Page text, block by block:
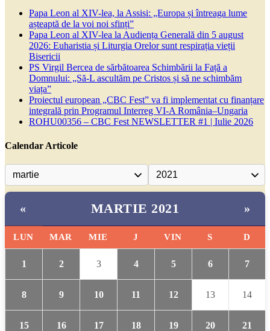
Papa Leon al XIV-lea, la Assisi: „Europa și întreaga lume
așteaptă de la voi noi sfinți”
Papa Leon al XIV-lea la Audiența Generală din 5 august
2026: Euharistia și Liturgia Orelor sunt respirația vieții
Bisericii
PS Virgil Bercea de sărbătoarea Schimbării la Față a
Domnului: „Să-L ascultăm pe Cristos și să ne schimbăm
viața”
Proiectul european „CBC Fest” va fi implementat cu finanțare
integrală prin Programul Interreg VI-A România–Ungaria
ROHU00356 – CBC Fest NEWSLETTER #1 | Iulie 2026
Calendar Articole
« MARTIE 2021 »
LUN MAR MIE J VIN S D
1 2 3 4 5 6 7
8 9 10 11 12 13 14
15 16 17 18 19 20 21